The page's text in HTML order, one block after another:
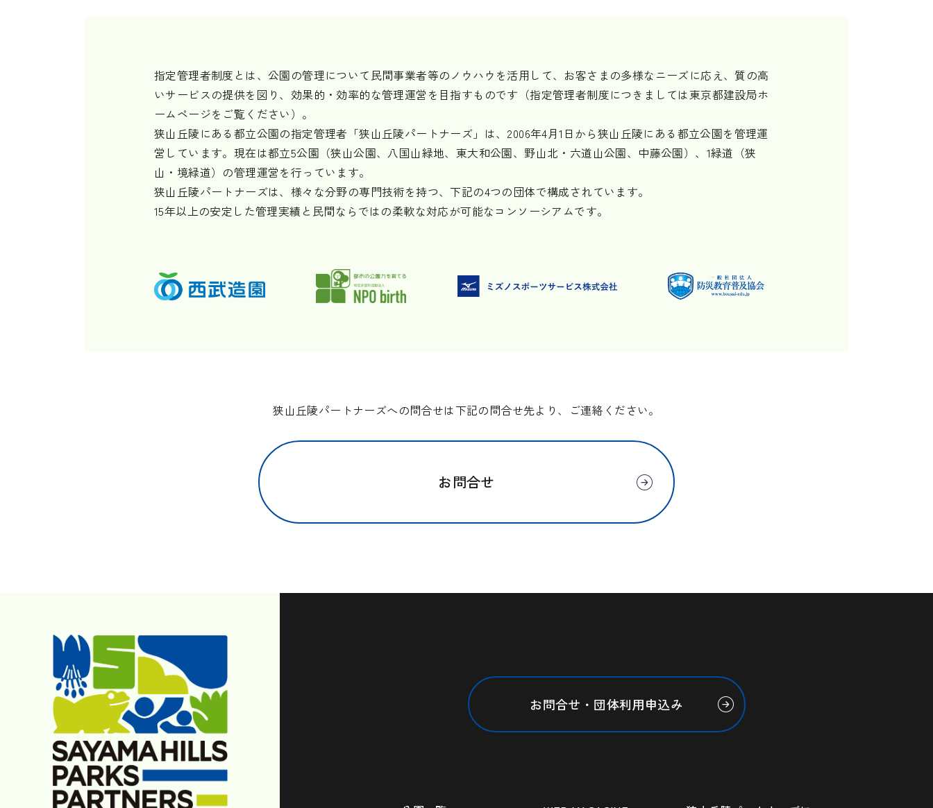
指定管理者制度とは、公園の管理について民間事業者等のノウハウを活用して、お客さまの多様なニーズに応え、質の高
いサービスの提供を図り、効果的・効率的な管理運営を目指すものです（指定管理者制度につきましては東京都建設局ホ
ームページをご覧ください）。
狭山丘陵にある都立公園の指定管理者「狭山丘陵パートナーズ」は、2006年4月1日から狭山丘陵にある都立公園を管理運
営しています。現在は都立5公園（狭山公園、八国山緑地、東大和公園、野山北・六道山公園、中藤公園）、1緑道（狭
山・境緑道）の管理運営を行っています。
狭山丘陵パートナーズは、様々な分野の専門技術を持つ、下記の4つの団体で構成されています。
15年以上の安定した管理実績と民間ならではの柔軟な対応が可能なコンソーシアムです。
狭山丘陵パートナーズへの問合せは下記の問合せ先より、ご連絡ください。
お問合せ
お問合せ・団体利用申込み